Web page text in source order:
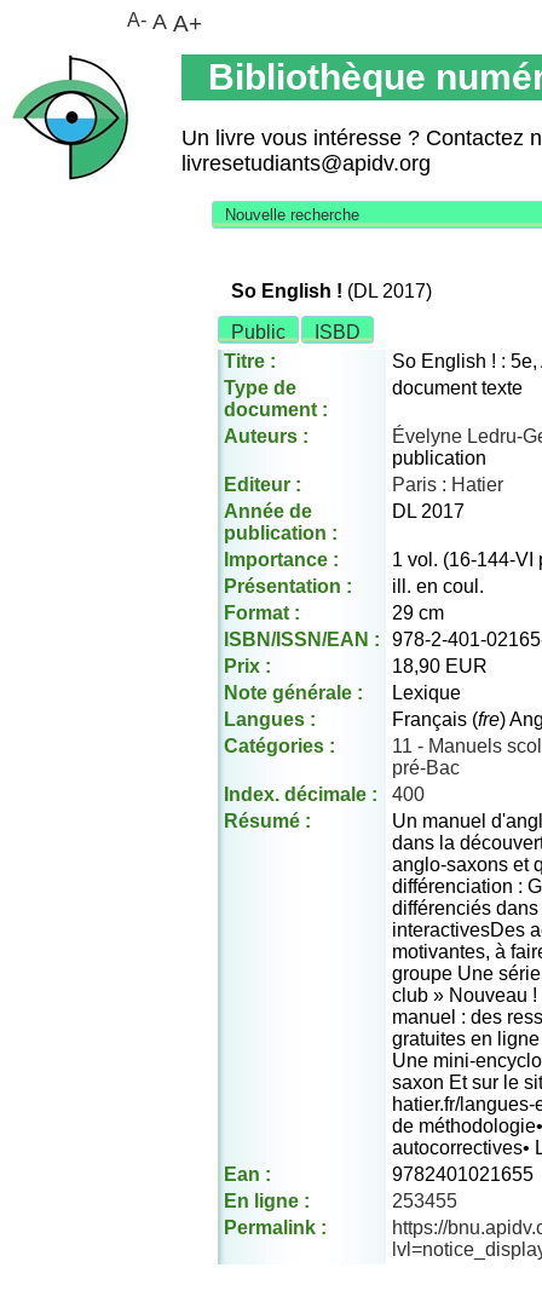
Bibliothèque
Un livre vous intéresse ? Contactez
livresetudiants@apidv.org
Nouvelle recherche
So English ! (DL 2017)
Public
ISBD
Titre :
So English ! :
Type de
document :
document texte
Auteurs :
Évelyne Ledru-
publication
Editeur :
Paris : Hatier
Année de
publication :
DL 2017
Importance :
1 vol. (16-144-VI
Présentation :
ill. en coul.
Format :
29 cm
ISBN/ISSN/EAN :
978-2-401-
Prix :
18,90 EUR
Note générale :
Lexique
Langues :
Français (fre)
Catégories :
11 - Manuels
pré-Bac
Index. décimale :
400
Résumé :
Un manuel
dans la
anglo-saxons et
différenciation :
différenciés
interactivesDes
motivantes, à
groupe Une
club » Nouveau
manuel : des
gratuites en
Une mini-
saxon Et sur le
hatier.fr/
de
autocorrectives•
Ean :
9782401021655
En ligne :
253455
Permalink :
https://
A- A A+